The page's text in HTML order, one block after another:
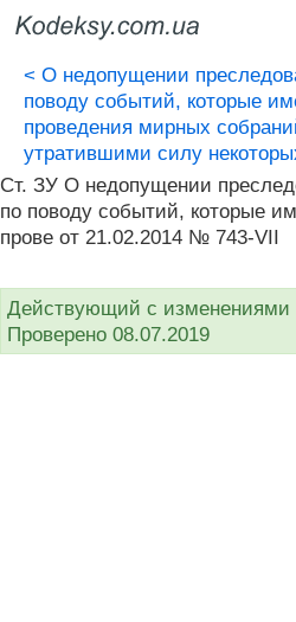
< О недопущении
поводу событий, которые
проведения мирных
утратившими силу
Ст. ЗУ О недопущении
по поводу событий, которые
прове от 21.02.2014 № 743-VII
Действующий с изменениями
Проверено 08.07.2019